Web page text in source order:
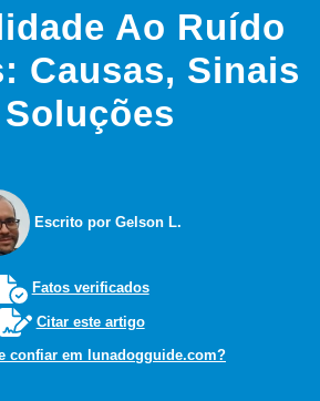
Ao Ruído
Causas, Sinais
Soluções
Escrito por Gelson L.
Fatos verificados
Citar este artigo
confiar em lunadogguide.com?